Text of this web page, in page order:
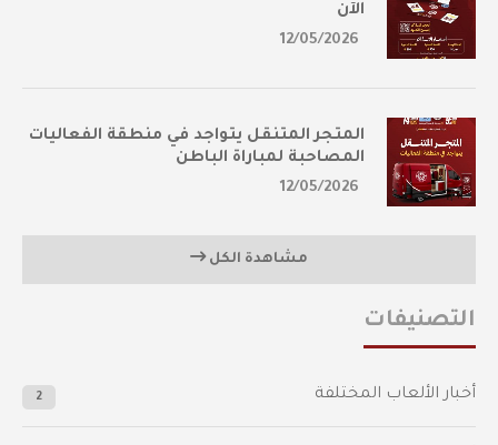
الآن
12/05/2026
المتجر المتنقل يتواجد في منطقة الفعاليات
المصاحبة لمباراة الباطن
12/05/2026
مشاهدة الكل
التصنيفات
أخبار الألعاب المختلفة 2